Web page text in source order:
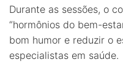
Durante as sessões, o
“hormônios do bem-
bom humor e reduzir o
especialistas em saúde.